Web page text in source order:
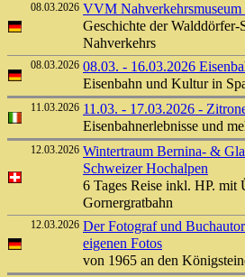
08.03.2026 VVM
Geschichte der
Nahverkehrs
08.03.2026 08.03. - 16.03.2026
Eisenbahn und Kultur in
11.03.2026 11.03. - 17.03.2026 -
Eisenbahnerlebnisse und
12.03.2026 Wintertraum Bernina- &
Schweizer Hochalpen
6 Tages Reise inkl. HP.
Gornergratbahn
12.03.2026 Der Fotograf und
eigenen Fotos
von 1965 an den